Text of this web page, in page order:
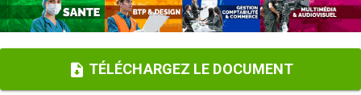
TÉLÉCHARGEZ LE DOCUMENT